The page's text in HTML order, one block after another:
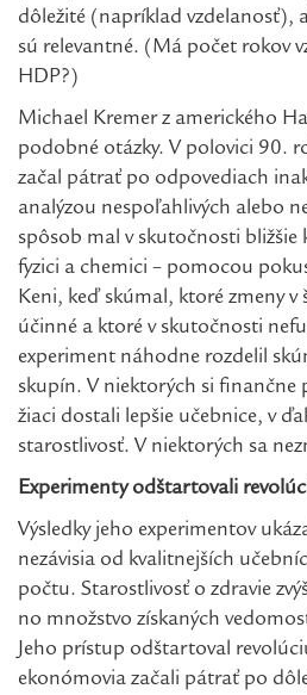
dôležité (napríklad vzdelanosť),
sú relevantné. (Má počet rokov
HDP?)
Michael Kremer z amerického
podobné otázky. V polovici 90.
začal pátrať po odpovediach
analýzou nespoľahlivých alebo
spôsob mal v skutočnosti
fyzici a chemici – pomocou
Keni, keď skúmal, ktoré zmeny v
účinné a ktoré v skutočnosti
experiment náhodne rozdelil
skupín. V niektorých si finančne
žiaci dostali lepšie učebnice, v
starostlivosť. V niektorých sa
Experimenty odštartovali
Výsledky jeho experimentov
nezávisia od kvalitnejších
počtu. Starostlivosť o zdravie
no množstvo získaných
Jeho prístup odštartoval
ekonómovia začali pátrať po